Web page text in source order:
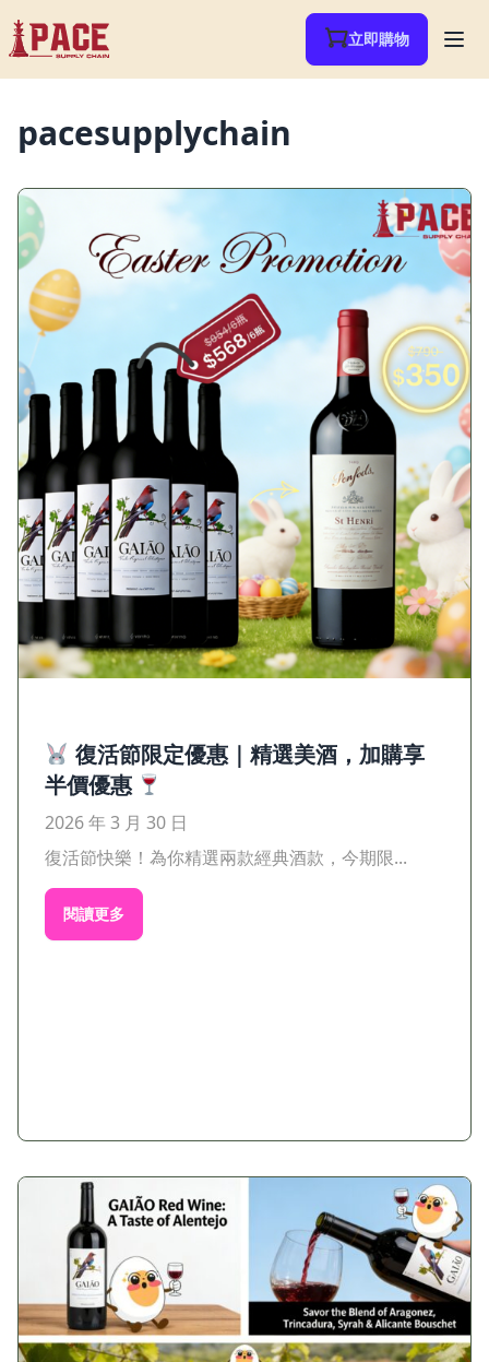
立即購物
pacesupplychain
復活節限定優惠｜精選美酒，加購享
半價優惠
2026 年 3 月 30 日
復活節快樂！為你精選兩款經典酒款，今期限...
閱讀更多